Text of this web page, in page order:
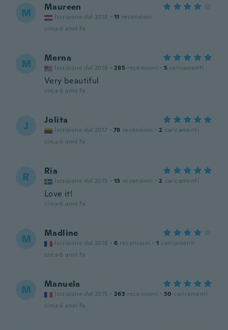
M Maureen
Iscrizione dal 2018 · 11 recensioni
circa 6 anni fa
M Merna
Iscrizione dal 2016 · 285 recensioni · 5 caricamenti
Very beautiful
circa 6 anni fa
J Jolita
Iscrizione dal 2017 · 78 recensioni · 2 caricamenti
circa 6 anni fa
R Ria
Iscrizione dal 2015 · 13 recensioni · 2 caricamenti
Love it!
circa 6 anni fa
M Madline
Iscrizione dal 2016 · 6 recensioni · 1 caricamenti
circa 6 anni fa
M Manuela
Iscrizione dal 2015 · 263 recensioni · 30 caricamenti
circa 6 anni fa